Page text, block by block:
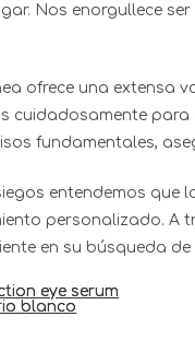
Nos enorgullece
ofrece una extensa
cuidadosamente
fundamentales,
entendemos
personalizado. A
en su búsqueda de